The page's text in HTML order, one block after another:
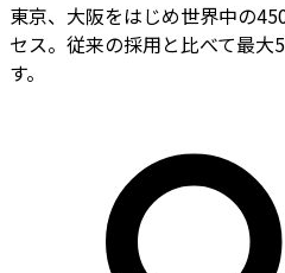
東京、大阪をはじめ世界中の
セス。従来の採用と比べて最
す。